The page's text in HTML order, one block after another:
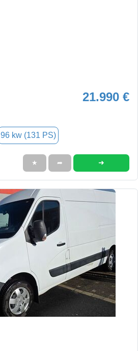
21.990 €
96 kw (131 PS)
★ ➦ ➜